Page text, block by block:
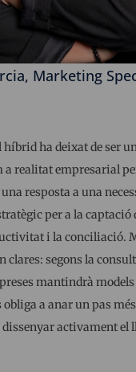
Marketing
híbrid ha deixat de ser
a realitat empresarial
resposta a una
per a la captació
i la conciliació.
clares: segons la
mantindrà
a anar un pas
activament el